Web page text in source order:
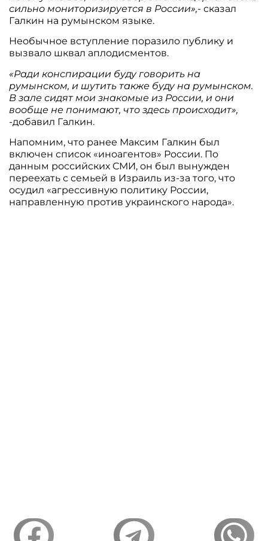
сильно мониторизируется в России»,-сказал
Галкин на румынском языке.
Необычное вступление поразило публику и
вызвало шквал аплодисментов.
«Ради конспирации буду говорить на
румынском, и шутить также буду на румынском.
В зале сидят мои знакомые из России, и они
вообще не понимают, что здесь происходит»,
-добавил Галкин.
Напомним, что ранее Максим Галкин был
включен список «иноагентов» России. По
данным российских СМИ, он был вынужден
переехать с семьей в Израиль из-за того, что
осудил «агрессивную политику России,
направленную против украинского народа».